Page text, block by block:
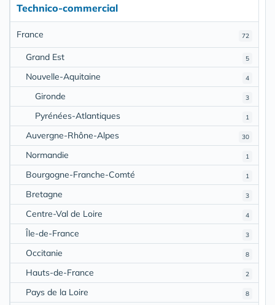
Technico-commercial
72
France
5
Grand Est
4
Nouvelle-Aquitaine
3
Gironde
1
Pyrénées-Atlantiques
30
Auvergne-Rhône-Alpes
1
Normandie
1
Bourgogne-Franche-Comté
3
Bretagne
4
Centre-Val de Loire
3
Île-de-France
8
Occitanie
2
Hauts-de-France
8
Pays de la Loire